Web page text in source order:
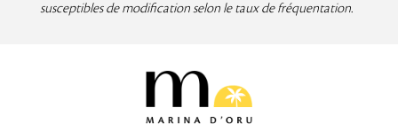
susceptibles de modification selon le taux de fréquentation.